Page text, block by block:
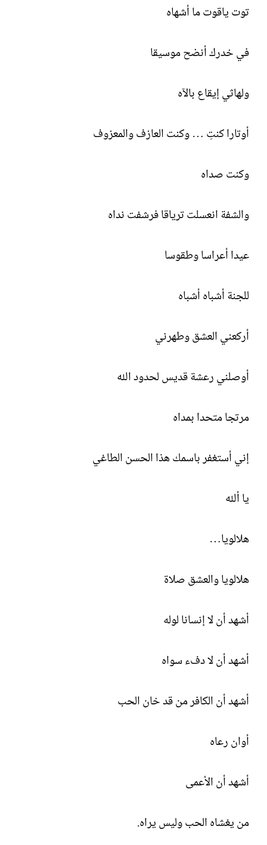
توت ياقوت ما أشهاه
في خدرك أنضح موسيقا
ولهاثي إيقاع بالآه
أوتارا كنتِ … وكنت العازف والمعزوف
وكنت صداه
والشفة انعسلت ترياقا فرشفت نداه
عيدا أعراسا وطقوسا
للجنة أشباه أشباه
أركعني العشق وطهرني
أوصلني رعشة قديس لحدود الله
مرتجا متحدا بمداه
إني أستغفر باسمك هذا الحسن الطاغي
يا ألله
هلالويا…
هلالويا والعشق صلاة
أشهد أن لا إنسانا لوله
أشهد أن لا دفء سواه
أشهد أن الكافر من قد خان الحب
أوان رعاه
أشهد أن الأعمى
من يغشاه الحب وليس يراه.